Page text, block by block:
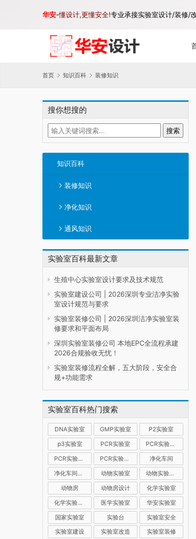
首页 知识百科 装修知识
搜你想搜的
知识百科
装修知识
净化知识
通风知识
实验室百科最新文章
生殖中心实验室设计要求及技术规范
实验室建设公司 | 2026深圳专业洁净实验
室设计规范与要求
实验室装修公司 | 2026深圳洁净实验室装
修要求和平面布局
深圳实验室装修公司 本地EPC全流程承建
2026合规验收无忧！
实验室装修流程全解，五大阶段，安全合
规+功能需求
实验室百科热门搜索
DNA实验室 GMP实验室
P2实验室
p3实验室
PCR实验室
PCR实验室建设
PCR实验室装修
PCR实验室设计
净化车间
净化车间装修
动物实验室
动物实验室建设
动物房
动物房设计
化学实验室
化学实验室设计
医学实验室
华安实验室
国家实验室
实验台
实验室安全
实验室建设
实验室改造
实验室装修
华安-懂设计,更懂安全!专业承接实验室设计/装修/